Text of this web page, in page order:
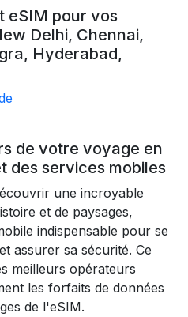
eSIM pour vos
Delhi, Chennai,
Hyderabad,
de votre voyage en
des services mobiles
une incroyable
et de paysages,
indispensable pour se
assurer sa sécurité. Ce
meilleurs opérateurs
les forfaits de données
de l'eSIM.